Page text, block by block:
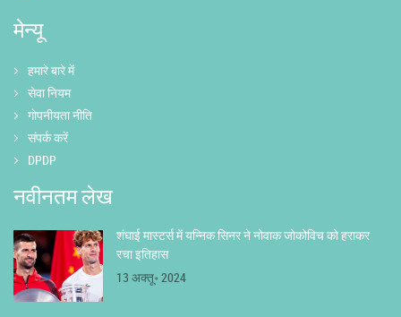
मेन्यू
हमारे बारे में
सेवा नियम
गोपनीयता नीति
संपर्क करें
DPDP
नवीनतम लेख
शंघाई मास्टर्स में यन्निक सिनर ने नोवाक जोकोविच को हराकर
रचा इतिहास
13 अक्तू॰ 2024